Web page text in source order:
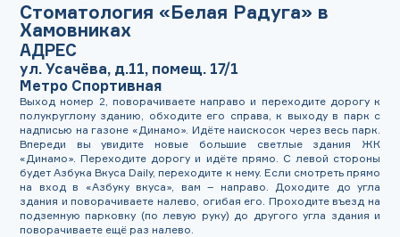
Стоматология «Белая Радуга» в
Хамовниках
АДРЕС
ул. Усачёва, д.11, помещ. 17/1
Метро Спортивная
Выход номер 2, поворачиваете направо и переходите дорогу к
полукруглому зданию, обходите его справа, к выходу в парк с
надписью на газоне «Динамо». Идёте наискосок через весь парк.
Впереди вы увидите новые большие светлые здания ЖК
«Динамо». Переходите дорогу и идёте прямо. С левой стороны
будет Азбука Вкуса Daily, переходите к нему. Если смотреть прямо
на вход в «Азбуку вкуса», вам – направо. Доходите до угла
здания и поворачиваете налево, огибая его. Проходите въезд на
подземную парковку (по левую руку) до другого угла здания и
поворачиваете ещё раз налево.